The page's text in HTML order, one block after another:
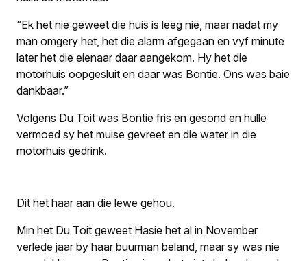
“Ek het nie geweet die huis is leeg nie, maar nadat my
man omgery het, het die alarm afgegaan en vyf minute
later het die eienaar daar aangekom. Hy het die
motorhuis oopgesluit en daar was Bontie. Ons was baie
dankbaar.”
Volgens Du Toit was Bontie fris en gesond en hulle
vermoed sy het muise gevreet en die water in die
motorhuis gedrink.
Dit het haar aan die lewe gehou.
Min het Du Toit geweet Hasie het al in November
verlede jaar by haar buurman beland, maar sy was nie